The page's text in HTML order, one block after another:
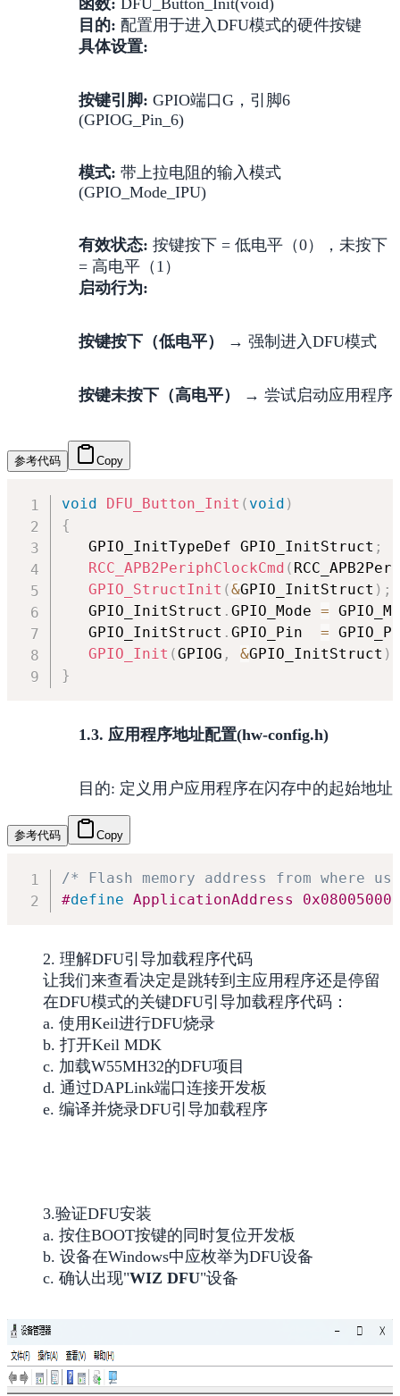
函数: DFU_Button_Init(void)
目的: 配置用于进入DFU模式的硬件按键
具体设置:
按键引脚: GPIO端口G，引脚6
(GPIOG_Pin_6)
模式: 带上拉电阻的输入模式
(GPIO_Mode_IPU)
有效状态: 按键按下 = 低电平（0），未按下
= 高电平（1）
启动行为:
按键按下（低电平） → 强制进入DFU模式
按键未按下（高电平） → 尝试启动应用程序
参考代码 Copy
void DFU_Button_Init ( void )
{
   GPIO_InitTypeDef GPIO_InitStruct
;
RCC_APB2PeriphClockCmd (
GPIO_StructInit (&GPIO_InitStruct ) ;
   GPIO_InitStruct
. GPIO_Mode =
   GPIO_InitStruct
. GPIO_Pin =
GPIO_Init (GPIOG , &GPIO_InitStruct )
}
1.3. 应用程序地址配置(hw-config.h)
目的: 定义用户应用程序在闪存中的起始地址
参考代码 Copy
/* Flash memory address from where
#define ApplicationAddress 0x08005000
2. 理解DFU引导加载程序代码
让我们来查看决定是跳转到主应用程序还是停留
在DFU模式的关键DFU引导加载程序代码：
a. 使用Keil进行DFU烧录
b. 打开Keil MDK
c. 加载W55MH32的DFU项目
d. 通过DAPLink端口连接开发板
e. 编译并烧录DFU引导加载程序
3.验证DFU安装
a. 按住BOOT按键的同时复位开发板
b. 设备在Windows中应枚举为DFU设备
c. 确认出现"WIZ DFU"设备